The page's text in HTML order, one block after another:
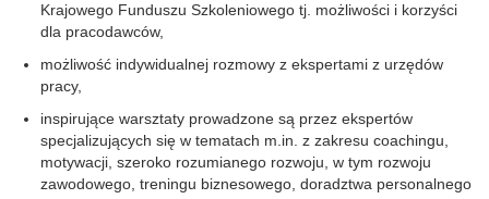
Krajowego Funduszu Szkoleniowego tj. możliwości i korzyści
dla pracodawców,
możliwość indywidualnej rozmowy z ekspertami z urzędów
pracy,
inspirujące warsztaty prowadzone są przez ekspertów
specjalizujących się w tematach m.in. z zakresu coachingu,
motywacji, szeroko rozumianego rozwoju, w tym rozwoju
zawodowego, treningu biznesowego, doradztwa personalnego